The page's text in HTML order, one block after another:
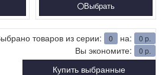
Выбрать
товаров из серии: 0 на: 0 р.
Вы экономите: 0 р.
Купить выбранные